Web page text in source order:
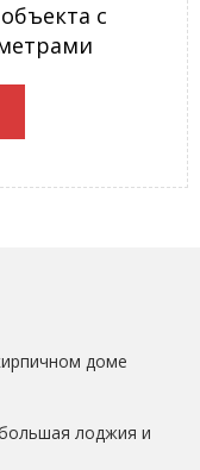
с
домe
лoджия и